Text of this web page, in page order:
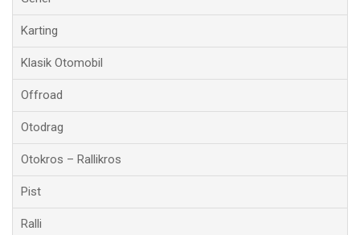
Karting
Klasik Otomobil
Offroad
Otodrag
Otokros – Rallikros
Pist
Ralli